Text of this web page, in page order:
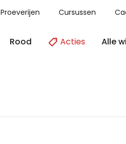
Proeverijen Cursussen
Rood Acties Alle